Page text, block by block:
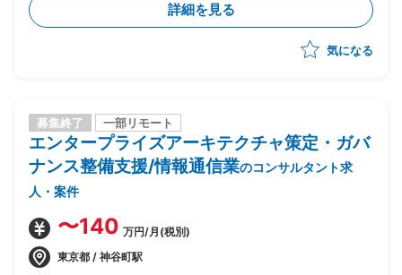
詳細を見る
気になる
募集終了 一部リモート
エンタープライズアーキテクチャ策定・ガバ
ナンス整備支援/情報通信業のコンサルタント求
人・案件
〜140 万円/月(税別)
東京都 / 神谷町駅